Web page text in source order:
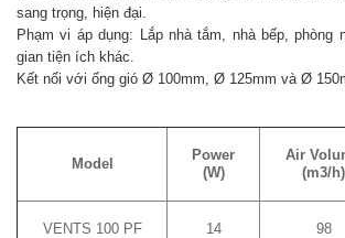
sang trọng, hiện đại.
Phạm vi áp dụng: Lắp nhà tắm, nhà bếp, phòng
gian tiện ích khác.
Kết nối với ống gió Ø 100mm, Ø 125mm và Ø
Model
Power
(W)
Air
(m3/h)
VENTS 100 PF 14 98